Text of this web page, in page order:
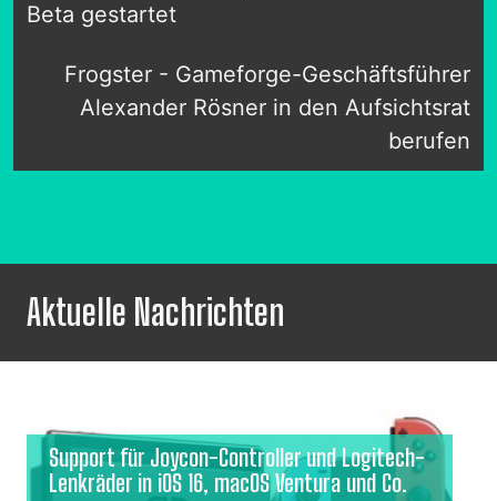
Beta gestartet
Frogster - Gameforge-Geschäftsführer
Alexander Rösner in den Aufsichtsrat
berufen
Aktuelle Nachrichten
Support für Joycon-Controller und Logitech-
Lenkräder in iOS 16, macOS Ventura und Co.